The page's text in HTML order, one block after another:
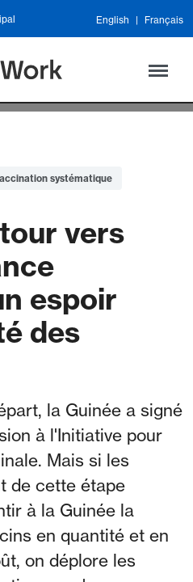
English Français
systématique
vers
espoir
des
la Guinée a signé
à l'Initiative pour
Mais si les
de cette étape
à la Guinée la
en quantité et en
on déplore les